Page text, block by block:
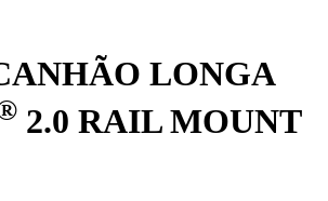
LONGA
2.0 RAIL MOUNT